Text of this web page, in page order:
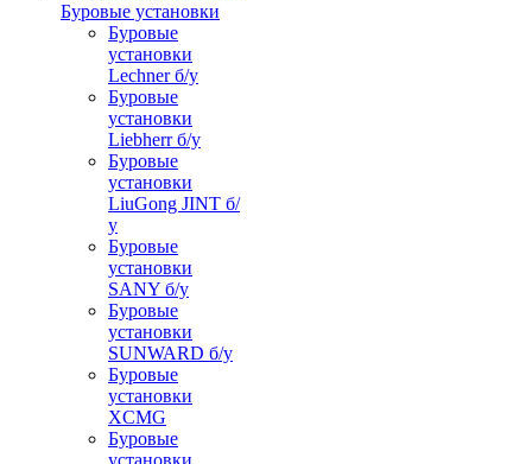
Буровые установки
Буровые
установки
Lechner б/у
Буровые
установки
Liebherr б/у
Буровые
установки
LiuGong JINT б/
у
Буровые
установки
SANY б/у
Буровые
установки
SUNWARD б/у
Буровые
установки
XCMG
Буровые
установки